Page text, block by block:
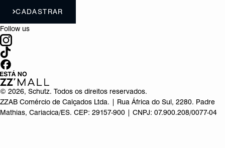
CADASTRAR
Follow us
© 2026, Schutz. Todos os direitos reservados.
ZZAB Comércio de Calçados Ltda. | Rua África do Sul, 2280. Padre
Mathias, Cariacica/ES. CEP: 29157-900 | CNPJ: 07.900.208/0077-04